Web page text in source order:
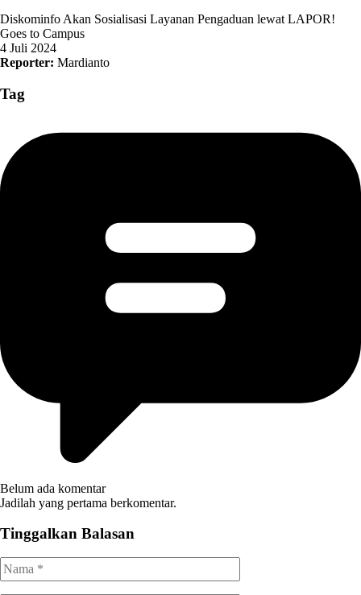
Diskominfo Akan Sosialisasi Layanan Pengaduan lewat LAPOR!
Goes to Campus
4 Juli 2024
Reporter: Mardianto
Tag
Belum ada komentar
Jadilah yang pertama berkomentar.
Tinggalkan Balasan